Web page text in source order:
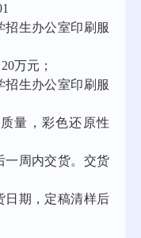
招生办公室印刷服
20万元；
招生办公室印刷服
量，彩色还原性
一周内交货。交货
日期，定稿清样后